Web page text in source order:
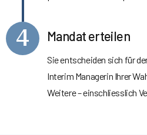
4 Mandat erteilen
Sie entscheiden sich für
Interim Managerin Ihrer
Weitere – einschliesslich